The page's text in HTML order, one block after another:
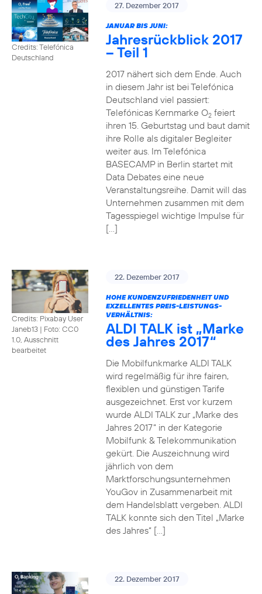
Credits: Telefónica
Deutschland
27. Dezember 2017
JANUAR BIS JUNI:
Jahresrückblick 2017
– Teil 1
2017 nähert sich dem Ende. Auch
in diesem Jahr ist bei Telefónica
Deutschland viel passiert:
Telefónicas Kernmarke O2feiert
ihren 15. Geburtstag und baut damit
ihre Rolle als digitaler Begleiter
weiter aus. Im Telefónica
BASECAMP in Berlin startet mit
Data Debates eine neue
Veranstaltungsreihe. Damit will das
Unternehmen zusammen mit dem
Tagesspiegel wichtige Impulse für
[…]
Credits: Pixabay User
Janeb13 | Foto: CC0
1.0, Ausschnitt
bearbeitet
22. Dezember 2017
HOHE KUNDENZUFRIEDENHEIT UND
EXZELLENTES PREIS-LEISTUNGS-
VERHÄLTNIS:
ALDI TALK ist „Marke
des Jahres 2017“
Die Mobilfunkmarke ALDI TALK
wird regelmäßig für ihre fairen,
flexiblen und günstigen Tarife
ausgezeichnet. Erst vor kurzem
wurde ALDI TALK zur „Marke des
Jahres 2017“ in der Kategorie
Mobilfunk & Telekommunikation
gekürt. Die Auszeichnung wird
jährlich von dem
Marktforschungsunternehmen
YouGov in Zusammenarbeit mit
dem Handelsblatt vergeben. ALDI
TALK konnte sich den Titel „Marke
des Jahres“ […]
22. Dezember 2017